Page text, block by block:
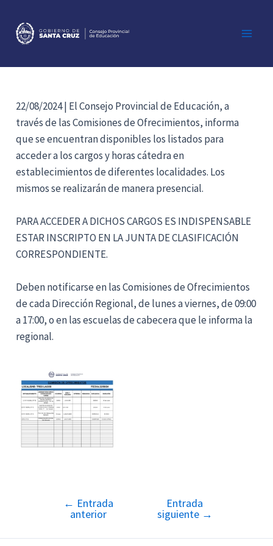
contenido
22/08/2024 | El Consejo Provincial de Educación, a
través de las Comisiones de Ofrecimientos, informa
que se encuentran disponibles los listados para
acceder a los cargos y horas cátedra en
establecimientos de diferentes localidades. Los
mismos se realizarán de manera presencial.
PARA ACCEDER A DICHOS CARGOS ES INDISPENSABLE
ESTAR INSCRIPTO EN LA JUNTA DE CLASIFICACIÓN
CORRESPONDIENTE.
Deben notificarse en las Comisiones de Ofrecimientos
de cada Dirección Regional, de lunes a viernes, de 09:00
a 17:00, o en las escuelas de cabecera que le informa la
regional.
Navegación
entradas
← Entrada
anterior
Entrada
siguiente →